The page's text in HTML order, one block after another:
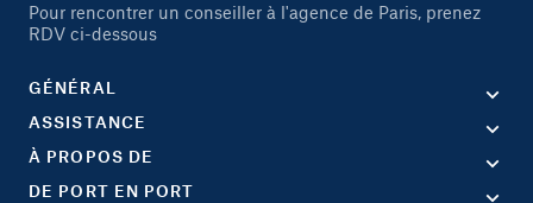
Pour rencontrer un conseiller à l'agence de Paris, prenez
RDV ci-dessous
GÉNÉRAL
ASSISTANCE
À PROPOS DE
DE PORT EN PORT